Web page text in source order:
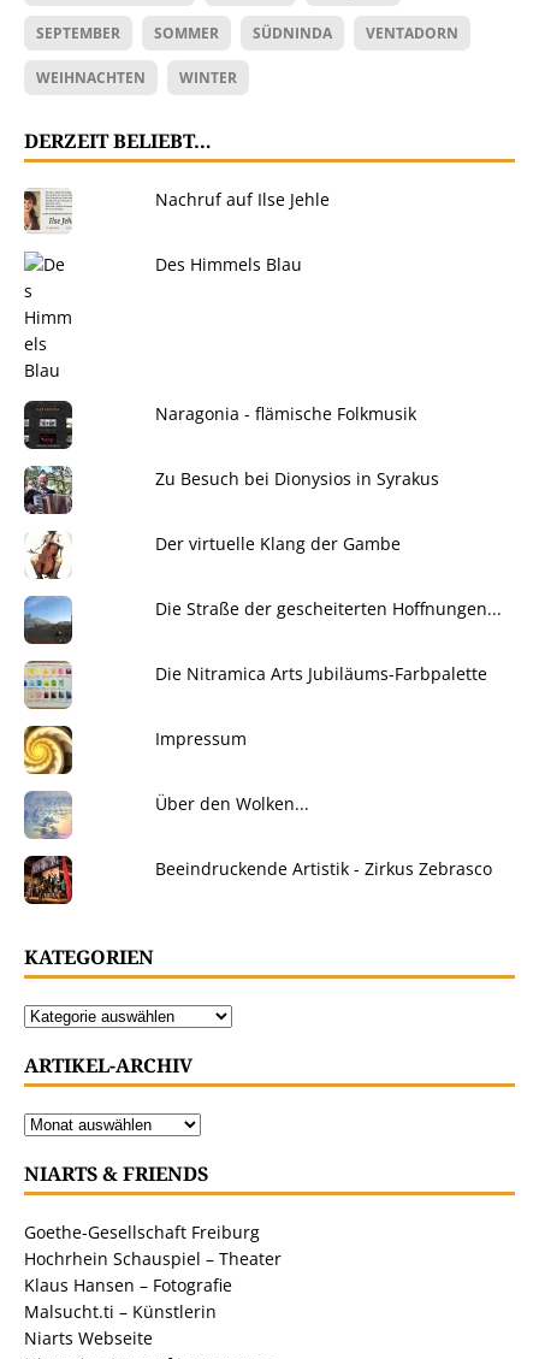
SEPTEMBER SOMMER SÜDNINDA VENTADORN
WEIHNACHTEN WINTER
DERZEIT BELIEBT…
Nachruf auf Ilse Jehle
Des Himmels Blau
Naragonia - flämische Folkmusik
Zu Besuch bei Dionysios in Syrakus
Der virtuelle Klang der Gambe
Die Straße der gescheiterten Hoffnungen...
Die Nitramica Arts Jubiläums-Farbpalette
Impressum
Über den Wolken...
Beeindruckende Artistik - Zirkus Zebrasco
KATEGORIEN
ARTIKEL-ARCHIV
NIARTS & FRIENDS
Goethe-Gesellschaft Freiburg
Hochrhein Schauspiel – Theater
Klaus Hansen – Fotografie
Malsucht.ti – Künstlerin
Niarts Webseite